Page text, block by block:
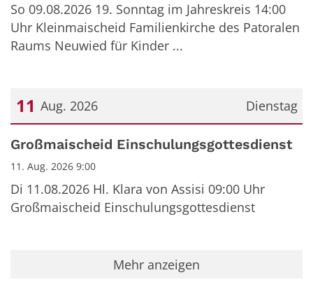
So 09.08.2026 19. Sonntag im Jahreskreis 14:00
Uhr Kleinmaischeid Familienkirche des Patoralen
Raums Neuwied für Kinder ...
Dienstag
11 Aug. 2026
Datum: 11. August 2026
Großmaischeid Einschulungsgottesdienst
11. Aug. 2026 9:00
Di 11.08.2026 Hl. Klara von Assisi 09:00 Uhr
Großmaischeid Einschulungsgottesdienst
Mehr anzeigen